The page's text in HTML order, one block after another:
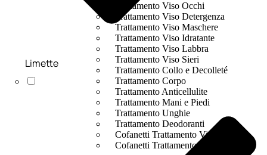
Trattamento Viso Occhi
Trattamento Viso Detergenza
Trattamento Viso Maschere
Trattamento Viso Idratante
Trattamento Viso Labbra
Trattamento Viso Sieri
Trattamento Collo e Decolleté
Trattamento Corpo
Trattamento Anticellulite
Trattamento Mani e Piedi
Trattamento Unghie
Trattamento Deodoranti
Cofanetti Trattamento Viso
Cofanetti Trattamento Corpo
Limette